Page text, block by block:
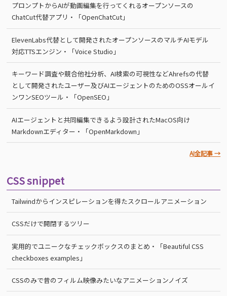
プロンプトからAIが動画編集を行ってくれるオープンソースの
ChatCut代替アプリ・「OpenChatCut」
ElevenLabs代替として開発されたオープンソースのマルチAIモデル
対応TTSエンジン・「Voice Studio」
キーワード調査や競合他社分析、AI検索の可視性などAhrefsの代替
として開発されたユーザー及びAIエージェントのためのOSSオールイ
ンワンSEOツール・「OpenSEO」
AIエージェントと共同編集できるよう設計されたMacOS向け
Markdownエディター・「OpenMarkdown」
AI全記事 →
CSS snippet
Tailwindからインスピレーションを得たスクロールアニメーション
CSSだけで開閉するツリー
実用的でユニークなチェックボックスのまとめ・「Beautiful CSS
checkboxes examples」
CSSのみで昔のフィルム映像みたいなアニメーションノイズ